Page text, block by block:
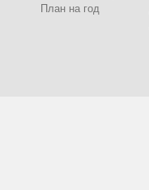
План на год